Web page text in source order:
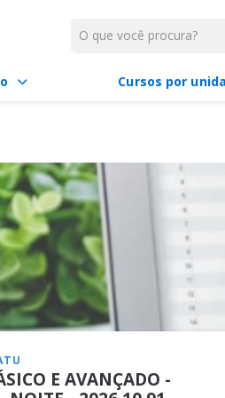
eletrônica, como função,
Cursos por
E AVANÇADO -